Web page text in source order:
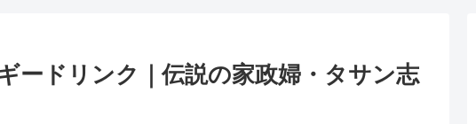
ードリンク｜伝説の家政婦・タサン志